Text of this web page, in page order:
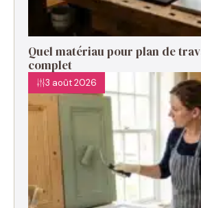
Quel matériau pour plan de
complet
3 août 2026